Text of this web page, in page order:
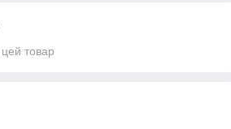
товар